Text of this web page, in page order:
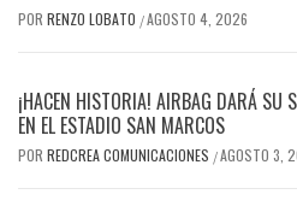
POR RENZO LOBATO /AGOSTO 4, 2026
¡HACEN HISTORIA! AIRBAG DARÁ SU
EN EL ESTADIO SAN MARCOS
POR REDCREA COMUNICACIONES /AGOSTO 3,